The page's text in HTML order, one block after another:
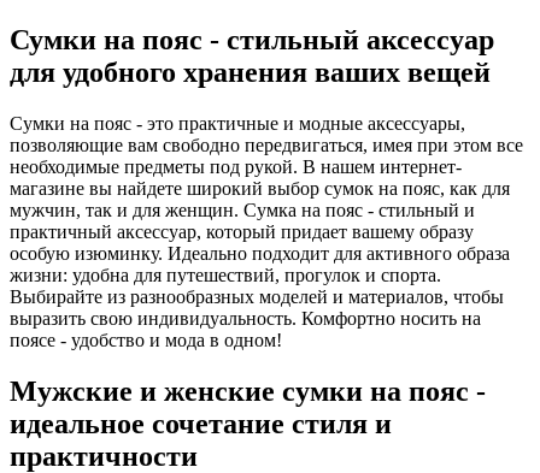
Сумки на пояс - стильный аксессуар
для удобного хранения ваших вещей
Сумки на пояс - это практичные и модные аксессуары,
позволяющие вам свободно передвигаться, имея при этом все
необходимые предметы под рукой. В нашем интернет-
магазине вы найдете широкий выбор сумок на пояс, как для
мужчин, так и для женщин. Сумка на пояс - стильный и
практичный аксессуар, который придает вашему образу
особую изюминку. Идеально подходит для активного образа
жизни: удобна для путешествий, прогулок и спорта.
Выбирайте из разнообразных моделей и материалов, чтобы
выразить свою индивидуальность. Комфортно носить на
поясе - удобство и мода в одном!
Мужские и женские сумки на пояс -
идеальное сочетание стиля и
практичности